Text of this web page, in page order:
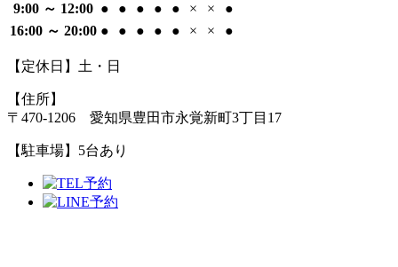
9:00 ～ 12:00 ● ● ● ● ● × ×
●
16:00 ～ 20:00 ● ● ● ● ● × × ●
【定休日】土・日
【住所】
〒470-1206 愛知県豊田市永覚新町3丁目17
【駐車場】 5台あり